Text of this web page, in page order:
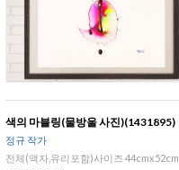
색의 마블링(물방울 사진)(1431895)
정규 작가
전체(액자,유리포함)사이즈 44cmx52cm